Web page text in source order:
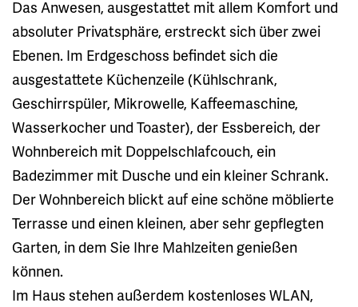
Das Anwesen, ausgestattet mit allem Komfort und
absoluter Privatsphäre, erstreckt sich über zwei
Ebenen. Im Erdgeschoss befindet sich die
ausgestattete Küchenzeile (Kühlschrank,
Geschirrspüler, Mikrowelle, Kaffeemaschine,
Wasserkocher und Toaster), der Essbereich, der
Wohnbereich mit Doppelschlafcouch, ein
Badezimmer mit Dusche und ein kleiner Schrank.
Der Wohnbereich blickt auf eine schöne möblierte
Terrasse und einen kleinen, aber sehr gepflegten
Garten, in dem Sie Ihre Mahlzeiten genießen
können.
Im Haus stehen außerdem kostenloses WLAN,